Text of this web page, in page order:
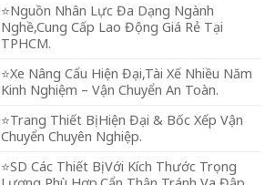
⭐️Nguồn Nhân Lực Đa Dạng Ngành
Nghề,Cung Cấp Lao Động Giá Rẻ Tại
TPHCM.
⭐️Xe Nâng Cẩu Hiện Đại,Tài Xế Nhiều Năm
Kinh Nghiệm – Vận Chuyển An Toàn.
⭐️Trang Thiết Bị Hiện Đại & Bốc Xếp Vận
Chuyển Chuyên Nghiệp.
⭐️SD Các Thiết Bị Với Kích Thước Trọng